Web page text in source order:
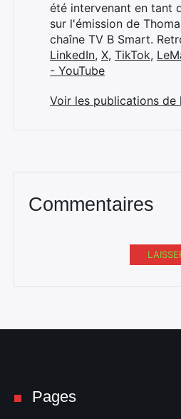
été intervenant en tant
sur l'émission de
chaîne TV B Smart.
LinkedIn, X, TikTok,
- YouTube
Voir les publications de
Commentaires
Pages
Rechercher
: